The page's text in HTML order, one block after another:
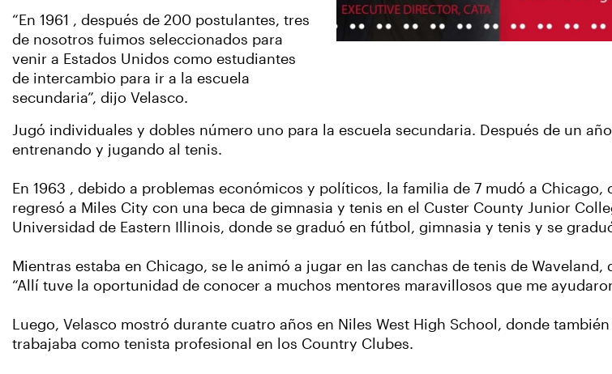
“En 1961 , después de 200 postulantes, tres
de nosotros fuimos seleccionados para
venir a Estados Unidos como estudiantes
de intercambio para ir a la escuela
secundaria”, dijo Velasco.
Jugó individuales y dobles número uno para la escuela secundaria. Después de un
entrenando y jugando al tenis.
En 1963 , debido a problemas económicos y políticos, la familia de 7 mudó a
regresó a Miles City con una beca de gimnasia y tenis en el Custer County Junior
Universidad de Eastern Illinois, donde se graduó en fútbol, gimnasia y tenis y se
Mientras estaba en Chicago, se le animó a jugar en las canchas de tenis de
“Allí tuve la oportunidad de conocer a muchos mentores maravillosos que me
Luego, Velasco mostró durante cuatro años en Niles West High School, donde
trabajaba como tenista profesional en los Country Clubes.